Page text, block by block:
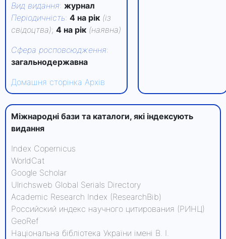
Вид видання: журнал
Періодичність: 4 на рік (із
свідоцтва); 4 на рік (наявна)
Сфера росповсюдження:
загальнодержавна
Домашня сторінка Архів
Міжнародні бази та каталоги, які індексують
видання
Index Copernicus
WorldCat
Google Scholar
Ulrichsweb Global Serials Directory
Academic Research Index (ResearchBib)
Российский индекс научного цитирования (РИНЦ)
GeoRef
Національна бібліотека України імені В. І.